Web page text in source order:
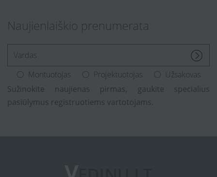
Naujienlaiškio prenumerata
Montuotojas Projektuotojas
Užsakovas
Sužinokite naujienas pirmas, gaukite specialius
pasiūlymus registruotiems vartotojams.